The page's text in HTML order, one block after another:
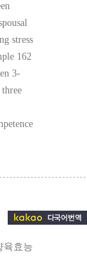
stress
162
3-
육효능